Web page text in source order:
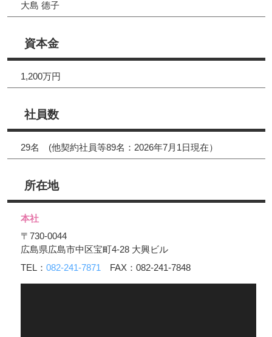
大島 德子
資本金
1,200万円
社員数
29名 (他契約社員等89名：2026年7月1日現在）
所在地
本社
〒730-0044
広島県広島市中区宝町4-28 大興ビル
TEL： 082-241-7871 FAX：082-241-7848